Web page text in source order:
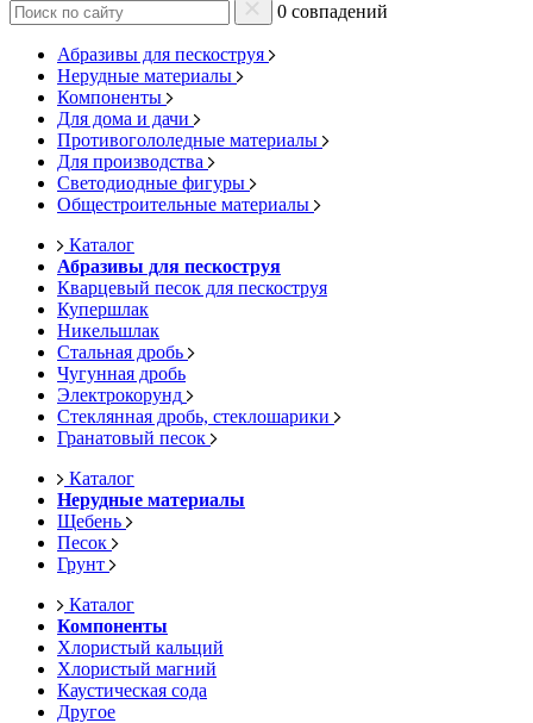
0 совпадений
Абразивы для пескоструя
Нерудные материалы
Компоненты
Для дома и дачи
Противогололедные материалы
Для производства
Светодиодные фигуры
Общестроительные материалы
Каталог
Абразивы для пескоструя
Кварцевый песок для пескоструя
Купершлак
Никельшлак
Стальная дробь
Чугунная дробь
Электрокорунд
Стеклянная дробь, стеклошарики
Гранатовый песок
Каталог
Нерудные материалы
Щебень
Песок
Грунт
Каталог
Компоненты
Хлористый кальций
Хлористый магний
Каустическая сода
Другое